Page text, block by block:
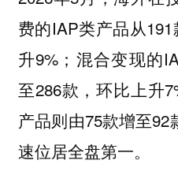
费的IAP类产品从
升9%；混合变现的
至286款，环比上升
产品则由75款增至92
速位居全盘第一。